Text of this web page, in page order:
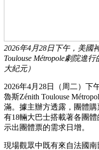
2026年4月28日下午，美國
Toulouse Métropole劇院進
大紀元）
2026年4月28日（周二）下
魯斯Zénith Toulouse
滿。據主辦方透露，團體
有18輛大巴士搭載著各團
示出團體票的需求日增。
現場觀眾中既有來自法國南